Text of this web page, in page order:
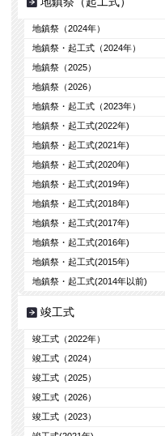
地鎮祭（2024年）
地鎮祭・起工式（2024年）
地鎮祭（2025）
地鎮祭（2026）
地鎮祭・起工式（2023年）
地鎮祭・起工式(2022年)
地鎮祭・起工式(2021年)
地鎮祭・起工式(2020年)
地鎮祭・起工式(2019年)
地鎮祭・起工式(2018年)
地鎮祭・起工式(2017年)
地鎮祭・起工式(2016年)
地鎮祭・起工式(2015年)
地鎮祭・起工式(2014年以前)
竣工式
竣工式（2022年）
竣工式（2024）
竣工式（2025）
竣工式（2026）
竣工式（2023）